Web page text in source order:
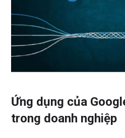
Ứng dụng của
trong doanh nghiệp